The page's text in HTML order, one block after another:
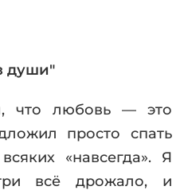
души"
что любовь — это
просто спать
«навсегда». Я
всё дрожало, и